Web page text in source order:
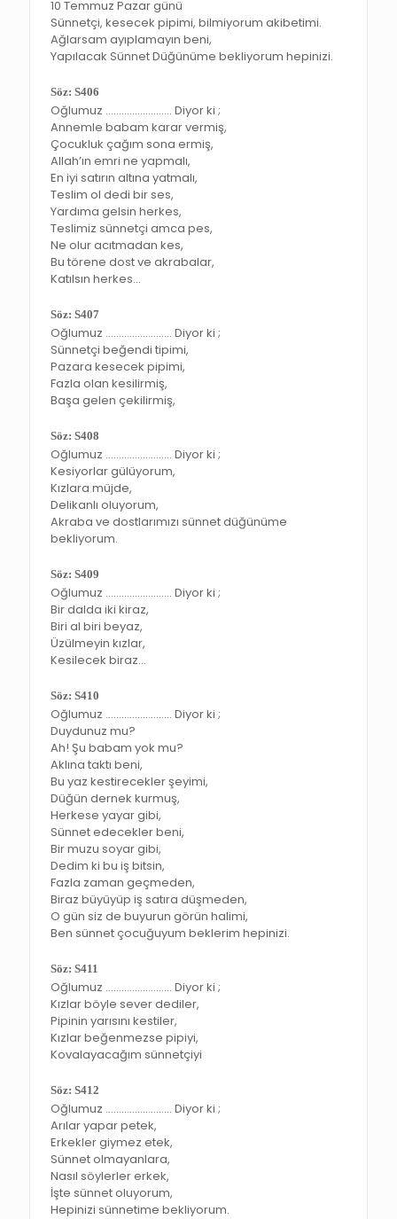
10 Temmuz Pazar günü
Sünnetçi, kesecek pipimi, bilmiyorum akibetimi.
Ağlarsam ayıplamayın beni,
Yapılacak Sünnet Düğünüme bekliyorum hepinizi.
Söz: S406
Oğlumuz ……………………. Diyor ki ;
Annemle babam karar vermiş,
Çocukluk çağım sona ermiş,
Allah’ın emri ne yapmalı,
En iyi satırın altına yatmalı,
Teslim ol dedi bir ses,
Yardıma gelsin herkes,
Teslimiz sünnetçi amca pes,
Ne olur acıtmadan kes,
Bu törene dost ve akrabalar,
Katılsın herkes…
Söz: S407
Oğlumuz ……………………. Diyor ki ;
Sünnetçi beğendi tipimi,
Pazara kesecek pipimi,
Fazla olan kesilirmiş,
Başa gelen çekilirmiş,
Söz: S408
Oğlumuz ……………………. Diyor ki ;
Kesiyorlar gülüyorum,
Kızlara müjde,
Delikanlı oluyorum,
Akraba ve dostlarımızı sünnet düğünüme
bekliyorum.
Söz: S409
Oğlumuz ……………………. Diyor ki ;
Bir dalda iki kiraz,
Biri al biri beyaz,
Üzülmeyin kızlar,
Kesilecek biraz…
Söz: S410
Oğlumuz ……………………. Diyor ki ;
Duydunuz mu?
Ah! Şu babam yok mu?
Aklına taktı beni,
Bu yaz kestirecekler şeyimi,
Düğün dernek kurmuş,
Herkese yayar gibi,
Sünnet edecekler beni,
Bir muzu soyar gibi,
Dedim ki bu iş bitsin,
Fazla zaman geçmeden,
Biraz büyüyüp iş satıra düşmeden,
O gün siz de buyurun görün halimi,
Ben sünnet çocuğuyum beklerim hepinizi.
Söz: S411
Oğlumuz ……………………. Diyor ki ;
Kızlar böyle sever dediler,
Pipinin yarısını kestiler,
Kızlar beğenmezse pipiyi,
Kovalayacağım sünnetçiyi
Söz: S412
Oğlumuz ……………………. Diyor ki ;
Arılar yapar petek,
Erkekler giymez etek,
Sünnet olmayanlara,
Nasıl söylerler erkek,
İşte sünnet oluyorum,
Hepinizi sünnetime bekliyorum.